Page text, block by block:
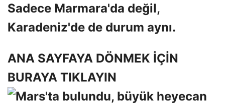
Sadece Marmara'da değil,
Karadeniz'de de durum aynı.
ANA SAYFAYA DÖNMEK İÇİN
BURAYA TIKLAYIN